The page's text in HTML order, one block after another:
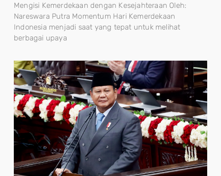
Mengisi Kemerdekaan dengan Kesejahteraan Oleh:
Nareswara Putra Momentum Hari Kemerdekaan
Indonesia menjadi saat yang tepat untuk melihat
berbagai upaya